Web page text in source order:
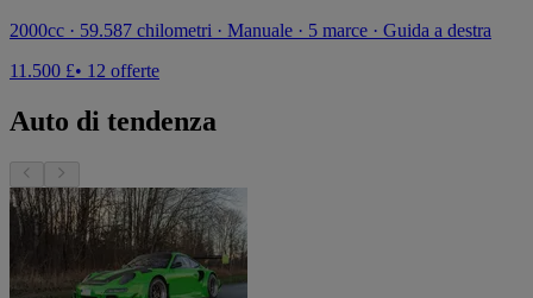
2000cc · 59.587 chilometri · Manuale · 5 marce · Guida a destra
11.500 £• 12 offerte
Auto di tendenza